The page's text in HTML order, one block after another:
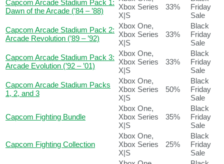
Capcom Arcade Stadium Pack 1:
Dawn of the Arcade (’84 – ’88)
Xbox Series
X|S
33%
Friday
Sale
Capcom Arcade Stadium Pack 2:
Arcade Revolution (’89 – ’92)
Xbox One,
Xbox Series
X|S
33%
Black
Friday
Sale
Capcom Arcade Stadium Pack 3:
Arcade Evolution (’92 – ’01)
Xbox One,
Xbox Series
X|S
33%
Black
Friday
Sale
Capcom Arcade Stadium Packs
1, 2, and 3
Xbox One,
Xbox Series
X|S
50%
Black
Friday
Sale
Capcom Fighting Bundle
Xbox One,
Xbox Series
X|S
35%
Black
Friday
Sale
Capcom Fighting Collection
Xbox One,
Xbox Series
X|S
25%
Black
Friday
Sale